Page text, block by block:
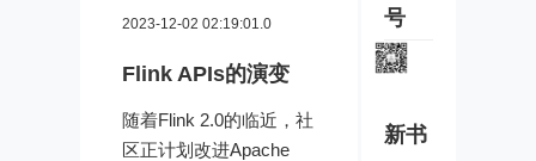
2023-12-02 02:19:01.0
Flink APIs的演变
随着Flink 2.0的临近，社
区正计划改进Apache
号
新书